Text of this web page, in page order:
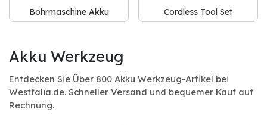
Bohrmaschine Akku Cordless Tool Set
Akku Werkzeug
Entdecken Sie Über 800 Akku Werkzeug-Artikel bei
Westfalia.de. Schneller Versand und bequemer Kauf auf
Rechnung.